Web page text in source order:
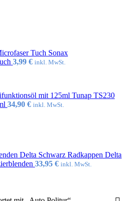
Sonax
3,99 € inkl. MwSt.
Tunap TS230
34,90 € inkl. MwSt.
Radkappen Delta
33,95 € inkl. MwSt.